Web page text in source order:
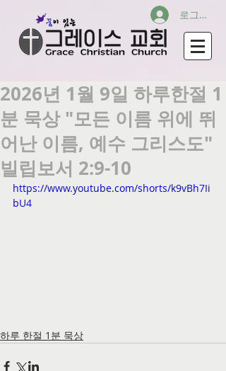
로그인
2026년 1월 9일 하루한절 1
분 묵상 "모든 이름 위에 뛰
어난 이름, 예수 그리스도"
빌립보서 2:9-10
https://www.youtube.com/shorts/k9vBh7Ii
bU4
하루 한절 1분 묵상